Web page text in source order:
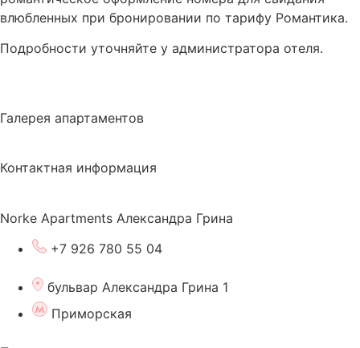
влюбленных при бронировании по тарифу Романтика.
Подробности уточняйте у администратора отеля.
Галерея апартаментов
Контактная информация
Norke Apartments Александра Грина
+7 926 780 55 04
бульвар Александра Грина 1
Приморская